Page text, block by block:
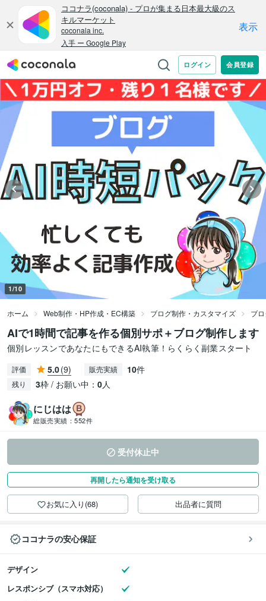
1/10
ホーム Web制作・HP作成・EC構築 ブログ制作・カスタマイズ ブ
AIで1時間で記事を作る個別サポ＋ブログ制作します
個別レッスンであなたにもできるAI執筆！らくらく副業スタート
評価 5.0(9) 販売実績 10件
残り 3枠 / お願い中： 0人
にじはは
総販売実績： 552件
受付休止中
再開したら通知を受け取る
お気に入り(68) 出品者に質問
ココナラの安心保証
デザイン
レスポンシブ（スマホ対応）